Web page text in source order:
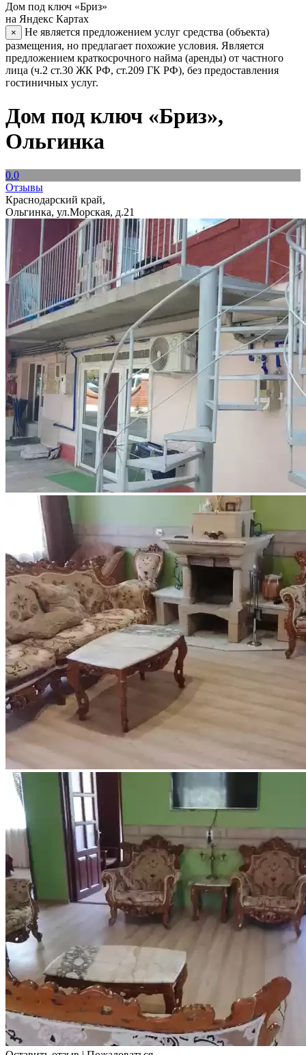
Дом под ключ «Бриз»
на Яндекс Картах
×
Не является предложением услуг средства (объекта)
размещения, но предлагает похожие условия. Является
предложением краткосрочного найма (аренды) от частного
лица (ч.2 ст.30 ЖК РФ, ст.209 ГК РФ), без предоставления
гостиничных услуг.
Дом под ключ «Бриз»,
Ольгинка
0.0
Отзывы
Краснодарский край,
Ольгинка, ул.Морская, д.21